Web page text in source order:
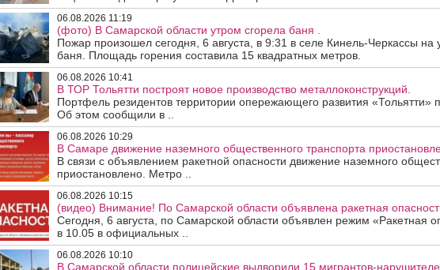
06.08.2026 11:19
(фото) В Самарской области утром сгорела баня .
Пожар произошел сегодня, 6 августа, в 9:31 в селе Кинель-Черкассы на
баня. Площадь горения составила 15 квадратных метров.
06.08.2026 10:41
В ТОР Тольятти построят новое производство металлоконструкций.
Портфель резидентов территории опережающего развития «Тольятти»
Об этом сообщили в ..
06.08.2026 10:29
В Самаре движение наземного общественного транспорта
В связи с объявлением ракетной опасности движение наземного
приостановлено. Метро ..
06.08.2026 10:15
(видео) Внимание! По Самарской области объявлена ракетная
Сегодня, 6 августа, по Самарской области объявлен режим «Ракетная
в 10.05 в официальных ..
06.08.2026 10:10
В Самарской области полицейские выдворили 15 мигрантов-